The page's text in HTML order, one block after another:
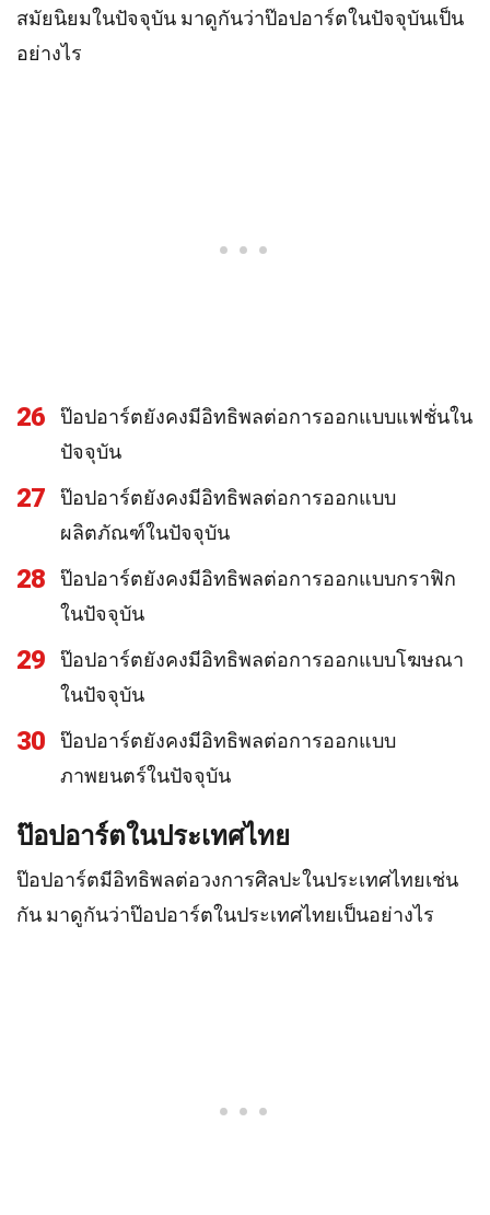
สมัยนิยมในปัจจุบัน มาดูกันว่าป๊อปอาร์ตในปัจจุบันเป็น
อย่างไร
26
ป๊อปอาร์ตยังคงมีอิทธิพลต่อการออกแบบแฟชั่นใน
ปัจจุบัน
27
ป๊อปอาร์ตยังคงมีอิทธิพลต่อการออกแบบ
ผลิตภัณฑ์ในปัจจุบัน
28
ป๊อปอาร์ตยังคงมีอิทธิพลต่อการออกแบบกราฟิก
ในปัจจุบัน
29
ป๊อปอาร์ตยังคงมีอิทธิพลต่อการออกแบบโฆษณา
ในปัจจุบัน
30
ป๊อปอาร์ตยังคงมีอิทธิพลต่อการออกแบบ
ภาพยนตร์ในปัจจุบัน
ป๊อปอาร์ตในประเทศไทย
ป๊อปอาร์ตมีอิทธิพลต่อวงการศิลปะในประเทศไทยเช่น
กัน มาดูกันว่าป๊อปอาร์ตในประเทศไทยเป็นอย่างไร